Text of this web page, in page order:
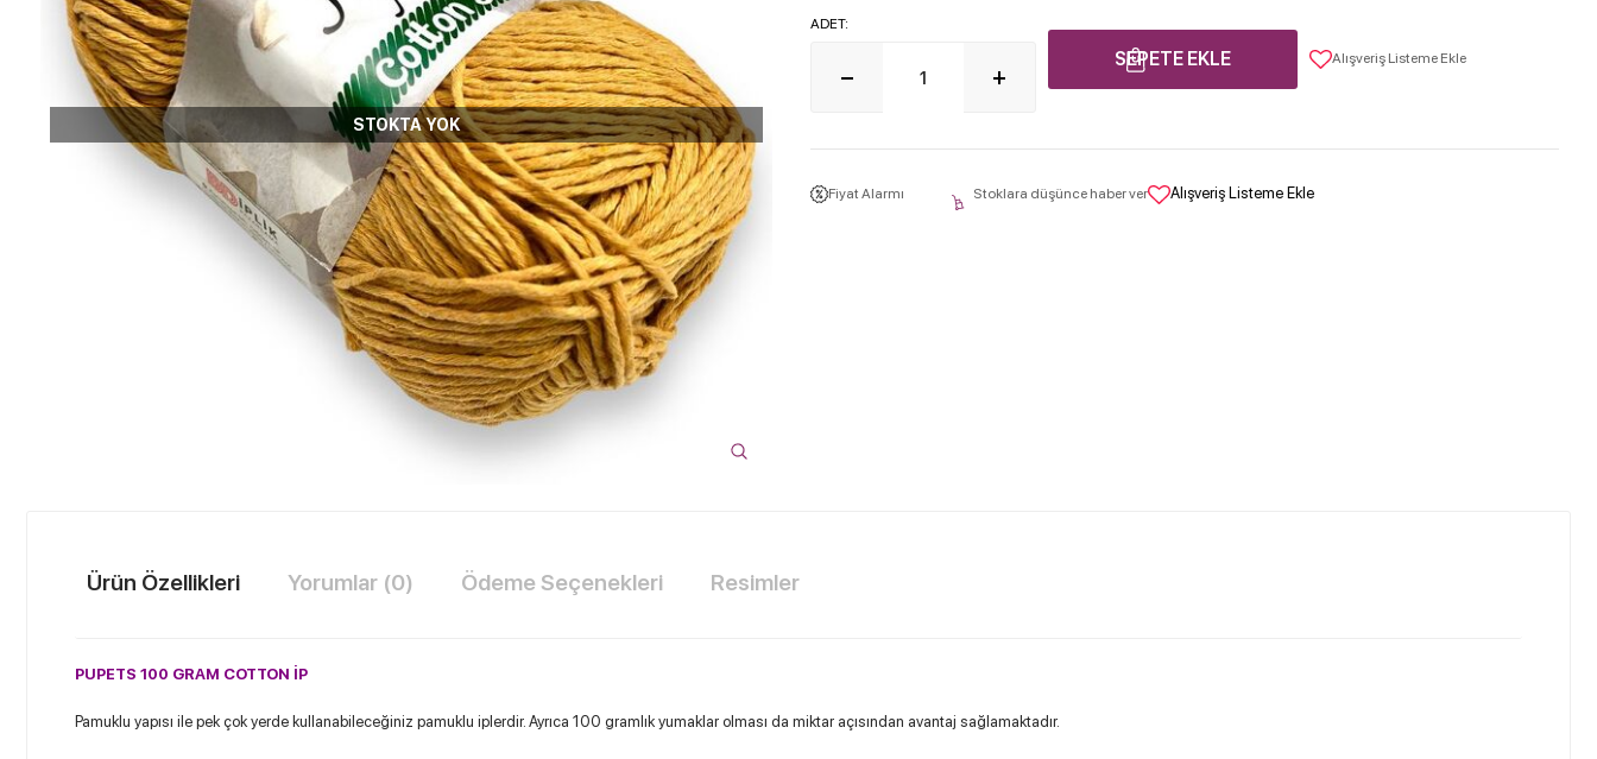
STOKTA YOK
ADET:
SEPETE EKLE Alışveriş Listeme Ekle
Fiyat Alarmı Stoklara düşünce haber ver Alışveriş Listeme Ekle
Ürün Özellikleri Yorumlar (0) Ödeme Seçenekleri Resimler
PUPETS 100 GRAM COTTON İP
Pamuklu yapısı ile pek çok yerde kullanabileceğiniz pamuklu iplerdir. Ayrıca 100 gramlık yumaklar olması da miktar açısından avantaj sağlamaktadır.